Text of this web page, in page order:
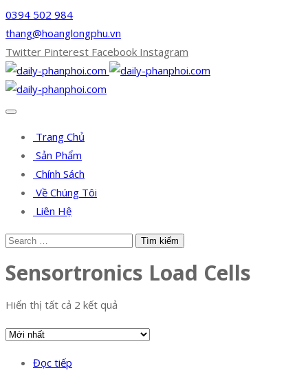
0394 502 984
thang@hoanglongphu.vn
Twitter Pinterest Facebook Instagram
Trang Chủ
Sản Phẩm
Chính Sách
Về Chúng Tôi
Liên Hệ
Sensortronics Load Cells
Hiển thị tất cả 2 kết quả
Đọc tiếp